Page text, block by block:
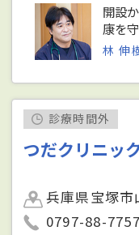
開設
康を
林 伸
診療時間外
つだクリニッ
兵庫県宝塚
0797-88-7757